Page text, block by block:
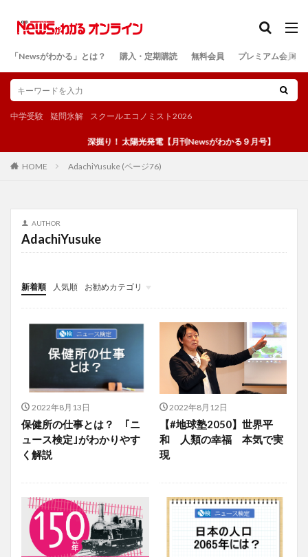
「Newsがわかる」とは？ 購入・定期購読 無料会員 プレミアム会員
中学受験 疑問氷解 スクールエコノミスト2026
深掘り！ 太陽光発電【月刊Newsがわかる９月号】
HOME AdachiYusuke (ページ76)
AUTHOR
AdachiYusuke
新着順 人気順
お勧めカテゴリ
投稿
学び
マンガ
電子書籍
2022年8月13日
保健所の仕事とは？ ｢ニ
ュース検定｣がわかりやす
く解説
2022年8月12日
【#地球塾2050】世界平
和 人類の幸福 本気で実
現
検索